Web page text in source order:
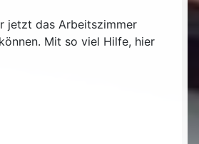
jetzt das Arbeitszimmer
Mit so viel Hilfe, hier